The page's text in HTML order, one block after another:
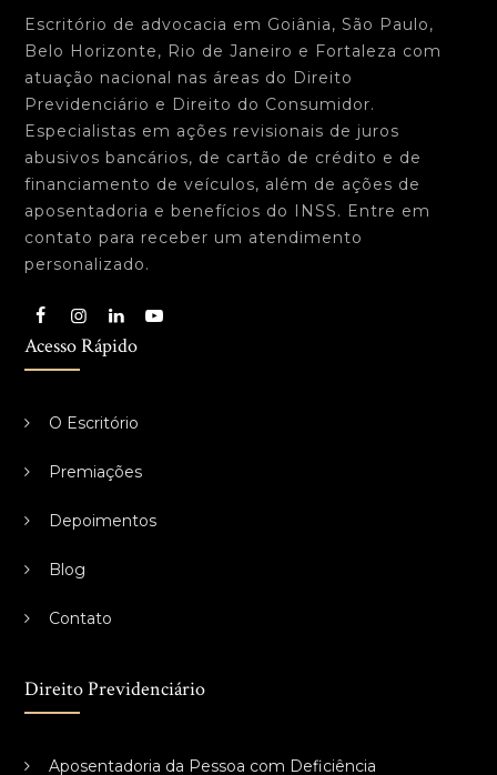
Escritório de advocacia em Goiânia, São Paulo,
Belo Horizonte, Rio de Janeiro e Fortaleza com
atuação nacional nas áreas do Direito
Previdenciário e Direito do Consumidor.
Especialistas em ações revisionais de juros
abusivos bancários, de cartão de crédito e de
financiamento de veículos, além de ações de
aposentadoria e benefícios do INSS. Entre em
contato para receber um atendimento
personalizado.
Acesso Rápido
O Escritório
Premiações
Depoimentos
Blog
Contato
Direito Previdenciário
Aposentadoria da Pessoa com Deficiência